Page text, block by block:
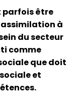
parfois être
à
du secteur
comme
que doit
et